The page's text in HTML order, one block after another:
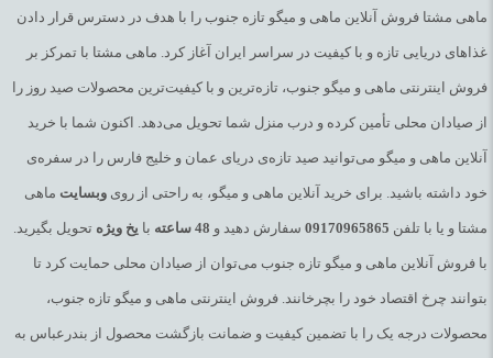
ماهی مشتا فروش آنلاین ماهی و میگو تازه جنوب را با هدف در دسترس قرار دادن
غذاهای دریایی تازه و با کیفیت در سراسر ایران آغاز کرد. ماهی مشتا با تمرکز بر
فروش اینترنتی ماهی و میگو جنوب، تازه‌ترین و با کیفیت‌ترین محصولات صید روز را
از صیادان محلی تأمین کرده و درب منزل شما تحویل می‌دهد. اکنون شما با خرید
آنلاین ماهی و میگو می‌توانید صید تازه‌ی دریای عمان و خلیج فارس را در سفره‌ی
خود داشته باشید. برای خرید آنلاین ماهی و میگو، به راحتی از روی وبسایت ماهی
مشتا و یا با تلفن 09170965865 سفارش دهید و 48 ساعته با یخ ویژه تحویل بگیرید.
با فروش آنلاین ماهی و میگو تازه جنوب می‌توان از صیادان محلی حمایت کرد تا
بتوانند چرخ اقتصاد خود را بچرخانند. فروش اینترنتی ماهی و میگو تازه جنوب،
محصولات درجه یک را با تضمین کیفیت و ضمانت بازگشت محصول از بندرعباس به